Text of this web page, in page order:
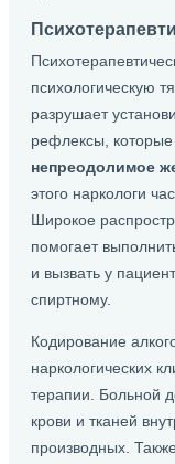
психологическую
разрушает
рефлексы, которые
непреодолимое
этого наркологи
Широкое
помогает
и вызвать у
спиртному.
Кодирование
наркологических
терапии. Больной
крови и тканей
производных.